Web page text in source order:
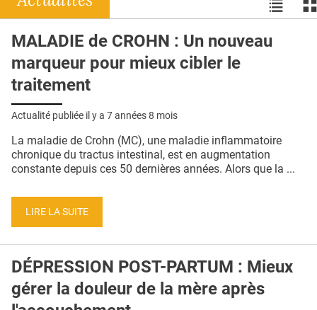
RÉSEAUX
E-REVUE SAD
THÉMA
L'APP
PUBLICITÉ
CONTACT
Voir
les
en
les
MALADIE de CROHN : Un nouveau
marqueur pour mieux cibler le
traitement
Actualité publiée il y a 7 années 8 mois
La maladie de Crohn (MC), une maladie inflammatoire
chronique du tractus intestinal, est en augmentation
constante depuis ces 50 dernières années. Alors que la ...
LIRE LA SUITE
DÉPRESSION POST-PARTUM : Mieux
gérer la douleur de la mère après